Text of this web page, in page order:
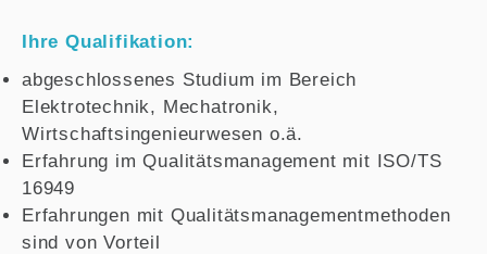
Ihre Qualifikation:
abgeschlossenes Studium im Bereich
Elektrotechnik, Mechatronik,
Wirtschaftsingenieurwesen o.ä.
Erfahrung im Qualitätsmanagement mit ISO/TS
16949
Erfahrungen mit Qualitätsmanagementmethoden
sind von Vorteil